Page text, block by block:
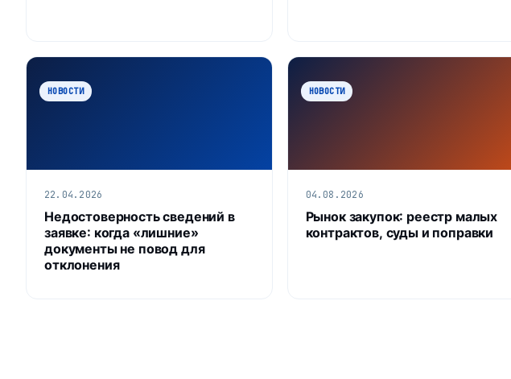
НОВОСТИ
22.04.2026
Недостоверность сведений в
заявке: когда «лишние»
документы не повод для
отклонения
НОВОСТИ
04.08.2026
Рынок закупок: реестр малых
контрактов, суды и поправки